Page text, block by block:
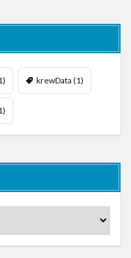
krewData (1)